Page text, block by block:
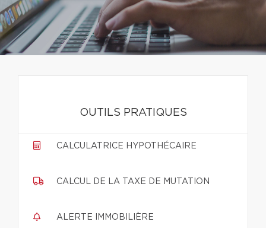
OUTILS PRATIQUES
CALCULATRICE HYPOTHÉCAIRE
CALCUL DE LA TAXE DE MUTATION
ALERTE IMMOBILIÈRE